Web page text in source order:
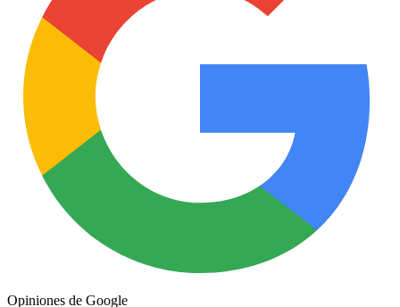
Opiniones de Google